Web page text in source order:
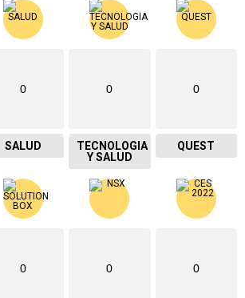
0
SALUD
0
TECNOLOGIA
Y SALUD
0
QUEST
0 0 0